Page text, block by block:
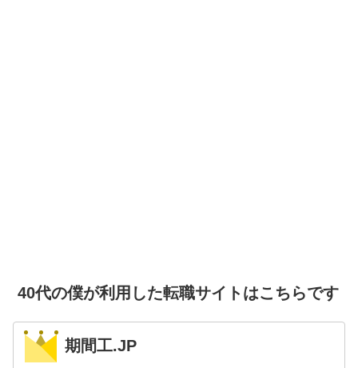
40代の僕が利用した転職サイトはこちらです
期間工.JP